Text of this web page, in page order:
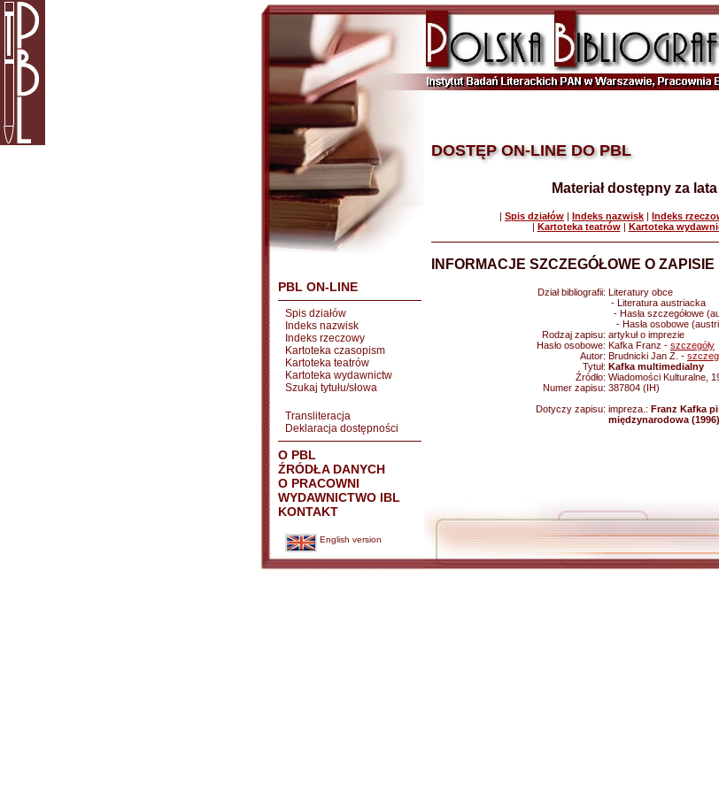
PBL ON-LINE
Spis działów
Indeks nazwisk
Indeks rzeczowy
Kartoteka czasopism
Kartoteka teatrów
Kartoteka wydawnictw
Szukaj tytułu/słowa
Transliteracja
Deklaracja dostępności
O PBL
ŹRÓDŁA DANYCH
O PRACOWNI
WYDAWNICTWO IBL
KONTAKT
English version
DOSTĘP ON-LINE DO PBL
Materiał dostępny za
| Spis działów | Indeks nazwisk | Indeks
| Kartoteka teatrów| Kartoteka
INFORMACJE SZCZEGÓŁOWE O ZAPISIE
Dział bibliografii: Literatury obce
- Literatura austriacka
- Hasła szczegółowe
- Hasła osobowe
Rodzaj zapisu: artykuł o imprezie
Hasło osobowe: Kafka Franz - szczegóły
Autor: Brudnicki Jan Z. -
Tytuł: Kafka multimedialny
Źródło: Wiadomości Kulturalne,
Numer zapisu: 387804 (IH)
Dotyczy zapisu: impreza.: Franz Kafka
międzynarodowa (1996)